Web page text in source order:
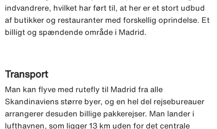
indvandrere, hvilket har ført til, at her er et stort udbud
af butikker og restauranter med forskellig oprindelse. Et
billigt og spændende område i Madrid.
Transport
Man kan flyve med rutefly til Madrid fra alle
Skandinaviens større byer, og en hel del rejsebureauer
arrangerer desuden billige pakkerejser. Man lander i
lufthavnen, som ligger 13 km uden for det centrale